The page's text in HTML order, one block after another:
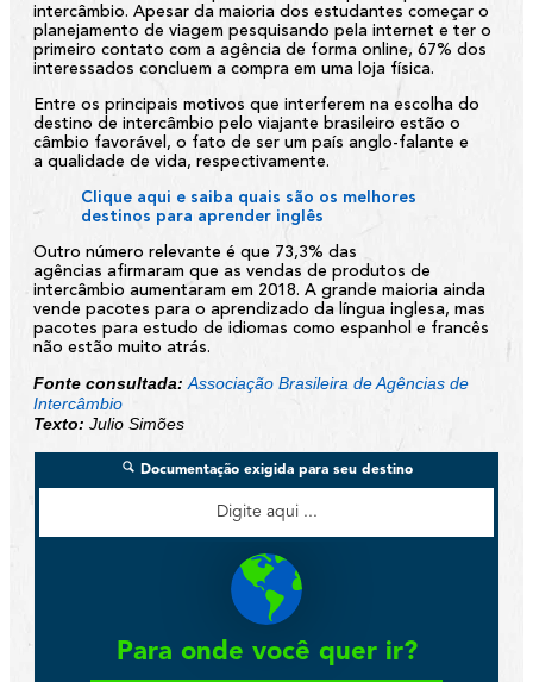
intercâmbio. Apesar da maioria dos estudantes começar o
planejamento de viagem pesquisando pela internet e ter o
primeiro contato com a agência de forma online, 67% dos
interessados concluem a compra em uma loja física.
Entre os principais motivos que interferem na escolha do
destino de intercâmbio pelo viajante brasileiro estão o
câmbio favorável, o fato de ser um país anglo-falante e
a qualidade de vida, respectivamente.
Clique aqui e saiba quais são os melhores
destinos para aprender inglês
Outro número relevante é que 73,3% das
agências afirmaram que as vendas de produtos de
intercâmbio aumentaram em 2018. A grande maioria ainda
vende pacotes para o aprendizado da língua inglesa, mas
pacotes para estudo de idiomas como espanhol e francês
não estão muito atrás.
Fonte consultada: Associação Brasileira de Agências de
Intercâmbio
Texto: Julio Simões